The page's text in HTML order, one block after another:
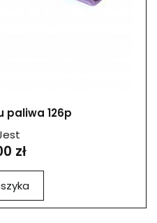
paliwa 126p
zł